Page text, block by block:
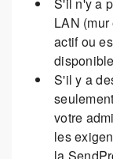
S'il n'y a
LAN
actif ou
S'il y a
votre
les